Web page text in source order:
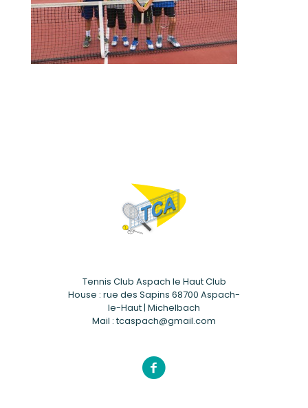
Tennis Club Aspach le Haut Club
House : rue des Sapins 68700 Aspach-
le-Haut | Michelbach
Mail : tcaspach@gmail.com